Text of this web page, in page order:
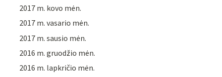
2017 m. kovo mėn.
2017 m. vasario mėn.
2017 m. sausio mėn.
2016 m. gruodžio mėn.
2016 m. lapkričio mėn.